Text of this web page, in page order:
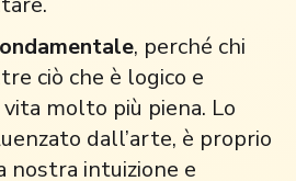
, perché chi
ciò che è logico e
molto più piena. Lo
dall’arte, è proprio
nostra intuizione e